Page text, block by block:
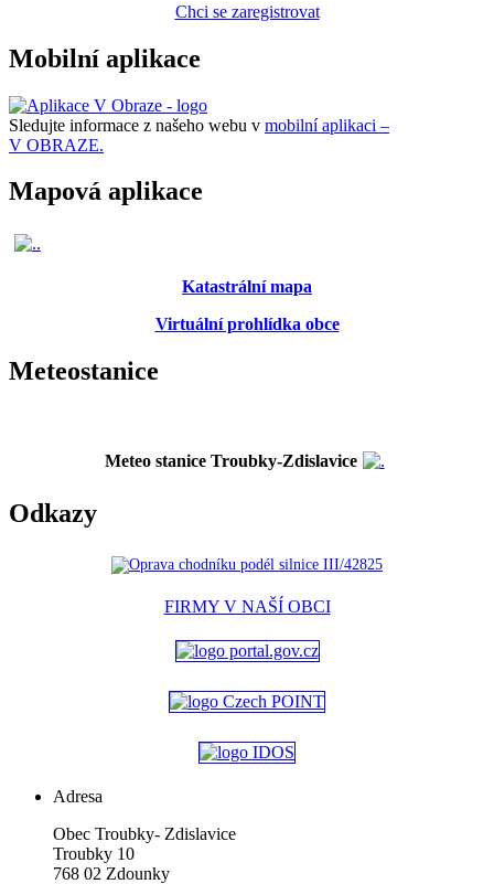
Chci se zaregistrovat
Mobilní aplikace
Sledujte informace z našeho webu v mobilní aplikaci –
V OBRAZE.
Mapová aplikace
Katastrální mapa
Virtuální prohlídka obce
Meteostanice
Meteo stanice Troubky-Zdislavice
Odkazy
FIRMY V NAŠÍ OBCI
Adresa
Obec Troubky- Zdislavice
Troubky 10
768 02 Zdounky